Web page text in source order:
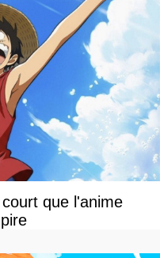
que l'anime